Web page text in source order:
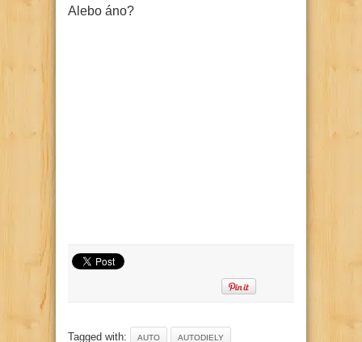
Alebo áno?
Tagged with: AUTO AUTODIELY